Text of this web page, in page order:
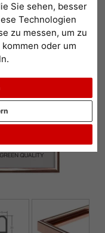
Sie sehen, besser
Technologien
zu messen, um zu
oder um